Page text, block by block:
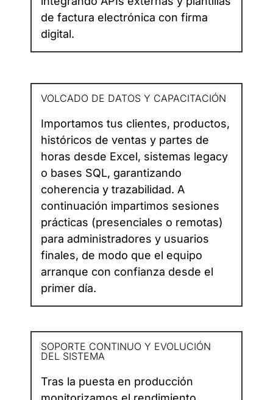
de factura electrónica con firma
digital.
VOLCADO DE DATOS Y CAPACITACIÓN
Importamos tus clientes, productos,
históricos de ventas y partes de
horas desde Excel, sistemas legacy
o bases SQL, garantizando
coherencia y trazabilidad. A
continuación impartimos sesiones
prácticas (presenciales o remotas)
para administradores y usuarios
finales, de modo que el equipo
arranque con confianza desde el
primer día.
SOPORTE CONTINUO Y EVOLUCIÓN
DEL SISTEMA
Tras la puesta en producción